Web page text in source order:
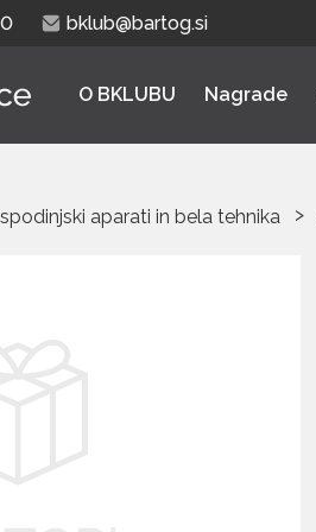
bklub@bartog.si
O BKLUBU Nagrade
aparati in bela tehnika